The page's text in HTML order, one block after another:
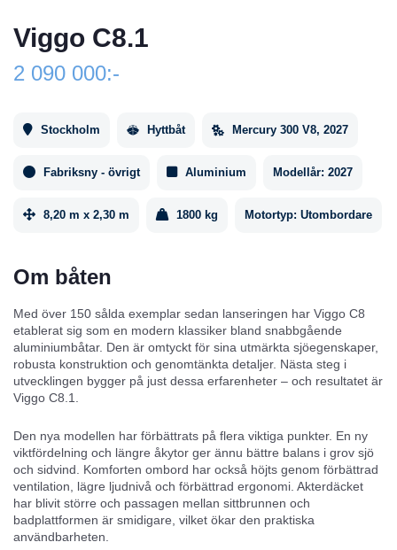
Viggo C8.1
2 090 000:-
Stockholm Hyttbåt Mercury 300 V8, 2027
Fabriksny - övrigt Aluminium Modellår: 2027
8,20 m x 2,30 m 1800 kg Motortyp: Utombordare
Om båten
Med över 150 sålda exemplar sedan lanseringen har Viggo C8
etablerat sig som en modern klassiker bland snabbgående
aluminiumbåtar. Den är omtyckt för sina utmärkta sjöegenskaper,
robusta konstruktion och genomtänkta detaljer. Nästa steg i
utvecklingen bygger på just dessa erfarenheter – och resultatet är
Viggo C8.1.
Den nya modellen har förbättrats på flera viktiga punkter. En ny
viktfördelning och längre åkytor ger ännu bättre balans i grov sjö
och sidvind. Komforten ombord har också höjts genom förbättrad
ventilation, lägre ljudnivå och förbättrad ergonomi. Akterdäcket
har blivit större och passagen mellan sittbrunnen och
badplattformen är smidigare, vilket ökar den praktiska
användbarheten.